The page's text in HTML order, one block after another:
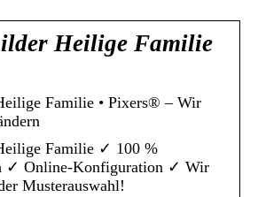
Heilige Familie
Familie • Pixers® – Wir
Familie ✓ 100 %
✓ Online-Konfiguration ✓ Wir
Musterauswahl!